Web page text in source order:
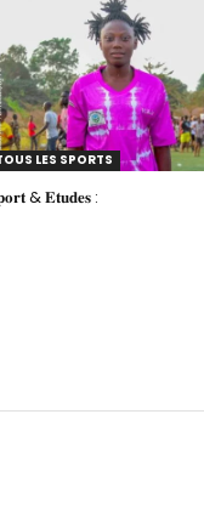
LES SPORTS
& 𝐄𝐭𝐮𝐝𝐞𝐬 :